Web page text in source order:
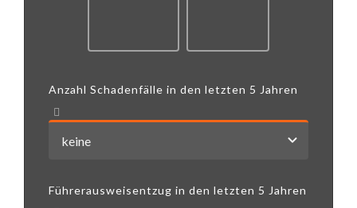
Anzahl Schadenfälle in den letzten 5 Jahren
Führerausweisentzug in den letzten 5 Jahren